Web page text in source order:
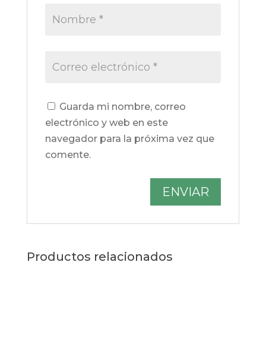
Guarda mi nombre, correo
electrónico y web en este
navegador para la próxima vez que
comente.
Productos relacionados